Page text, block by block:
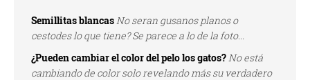
Semillitas blancasNo seran gusanos planos o
cestodes lo que tiene? Se parece a lo de la foto...
¿Pueden cambiar el color del pelo los gatos?No está
cambiando de color solo revelando más su verdadero